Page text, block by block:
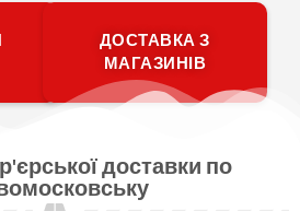
ДОСТАВКА З
МАГАЗИНІВ
доставки по